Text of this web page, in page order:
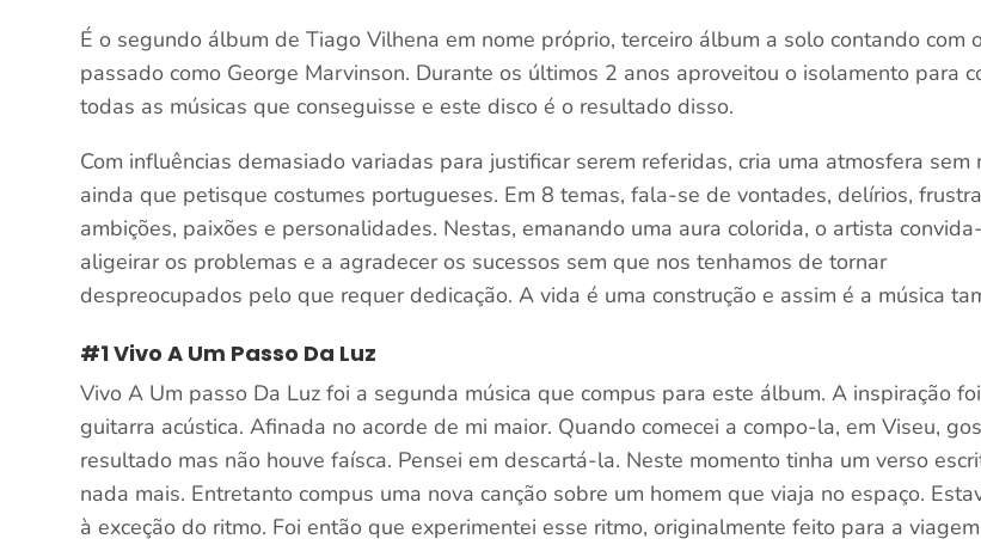
É o segundo álbum de Tiago Vilhena em nome próprio, terceiro álbum a solo contando com
passado como George Marvinson. Durante os últimos 2 anos aproveitou o isolamento para
todas as músicas que conseguisse e este disco é o resultado disso.
Com influências demasiado variadas para justificar serem referidas, cria uma atmosfera sem
ainda que petisque costumes portugueses. Em 8 temas, fala-se de vontades, delírios,
ambições, paixões e personalidades. Nestas, emanando uma aura colorida, o artista
aligeirar os problemas e a agradecer os sucessos sem que nos tenhamos de tornar
despreocupados pelo que requer dedicação. A vida é uma construção e assim é a música
#1 Vivo A Um Passo Da Luz
Vivo A Um passo Da Luz foi a segunda música que compus para este álbum. A inspiração
guitarra acústica. Afinada no acorde de mi maior. Quando comecei a compo-la, em Viseu,
resultado mas não houve faísca. Pensei em descartá-la. Neste momento tinha um verso
nada mais. Entretanto compus uma nova canção sobre um homem que viaja no espaço.
à exceção do ritmo. Foi então que experimentei esse ritmo, originalmente feito para a